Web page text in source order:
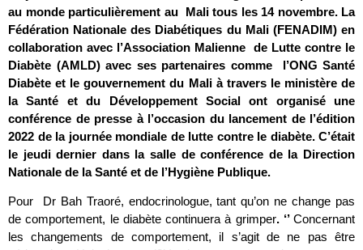
au monde particulièrement au Mali tous les 14 novembre. La
Fédération Nationale des Diabétiques du Mali (FENADIM) en
collaboration avec l’Association Malienne de Lutte contre le
Diabète (AMLD) avec ses partenaires comme l’ONG Santé
Diabète et le gouvernement du Mali à travers le ministère de
la Santé et du Développement Social ont organisé une
conférence de presse à l’occasion du lancement de l’édition
2022 de la journée mondiale de lutte contre le diabète. C’était
le jeudi dernier dans la salle de conférence de la Direction
Nationale de la Santé et de l’Hygiène Publique.
Pour Dr Bah Traoré, endocrinologue, tant qu’on ne change pas
de comportement, le diabète continuera à grimper. ‘’ Concernant
les changements de comportement, il s’agit de ne pas être